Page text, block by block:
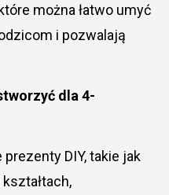
można łatwo umyć
i pozwalają
dla 4-
DIY, takie jak